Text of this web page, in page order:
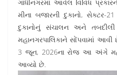
ગાંધીનગરમાં આવેલ વિવિધ
મીના બજારની દુકાનો, સેક્ટર-
દુકાનોનું સંચાલન અને તબદીલી
મહાનગરપાલિકાને સોંપવામાં આવી
3 જૂન, 2026ના રોજ આ અંગે
આવ્યો છે.